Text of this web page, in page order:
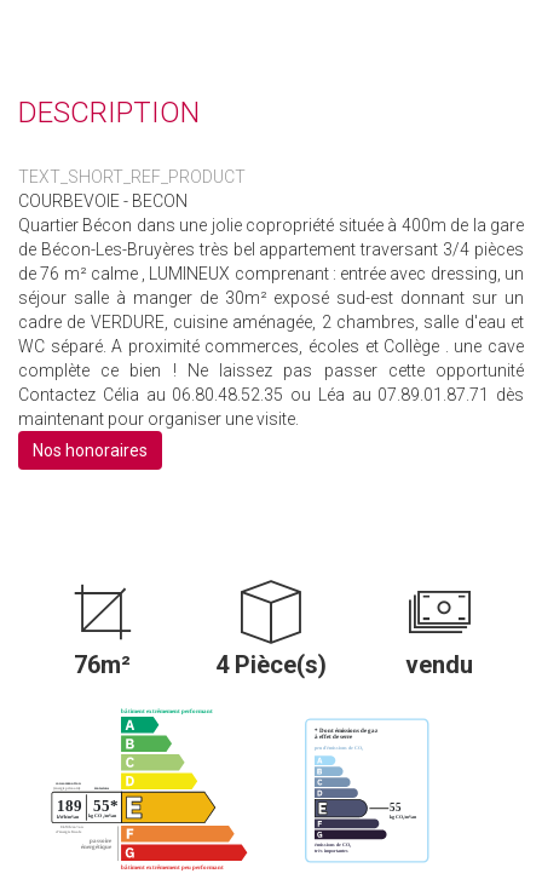
DESCRIPTION
TEXT_SHORT_REF_PRODUCT
COURBEVOIE - BECON
Quartier Bécon dans une jolie copropriété située à 400m de la gare
de Bécon-Les-Bruyères très bel appartement traversant 3/4 pièces
de 76 m² calme , LUMINEUX comprenant : entrée avec dressing, un
séjour salle à manger de 30m² exposé sud-est donnant sur un
cadre de VERDURE, cuisine aménagée, 2 chambres, salle d'eau et
WC séparé. A proximité commerces, écoles et Collège . une cave
complète ce bien ! Ne laissez pas passer cette opportunité
Contactez Célia au 06.80.48.52.35 ou Léa au 07.89.01.87.71 dès
maintenant pour organiser une visite.
Nos honoraires
76m² 4 Pièce(s) vendu